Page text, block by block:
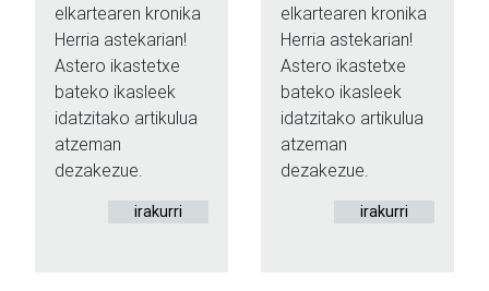
elkartearen kronika
Herria astekarian!
Astero ikastetxe
bateko ikasleek
idatzitako artikulua
atzeman
dezakezue.
irakurri
elkartearen kronika
Herria astekarian!
Astero ikastetxe
bateko ikasleek
idatzitako artikulua
atzeman
dezakezue.
irakurri